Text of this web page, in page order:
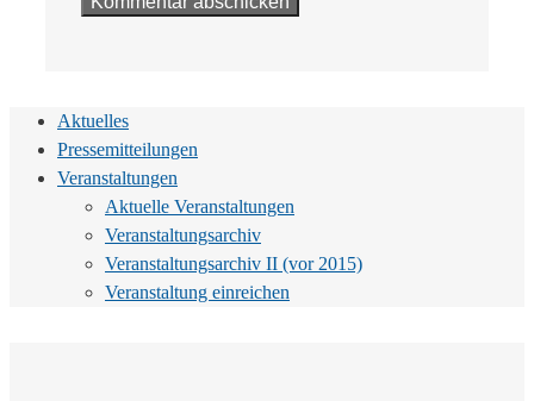
Aktuelles
Pressemitteilungen
Veranstaltungen
Aktuelle Veranstaltungen
Veranstaltungsarchiv
Veranstaltungsarchiv II (vor 2015)
Veranstaltung einreichen